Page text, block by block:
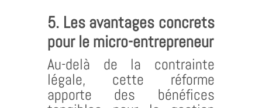
5. Les avantages concrets
pour le micro-entrepreneur
Au-delà de la contrainte
légale, cette réforme
apporte des bénéfices